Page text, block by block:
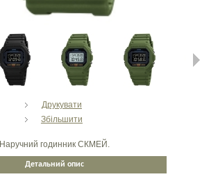
Друкувати
Збільшити
Наручний годинник СКМЕЙ.
Детальний опис